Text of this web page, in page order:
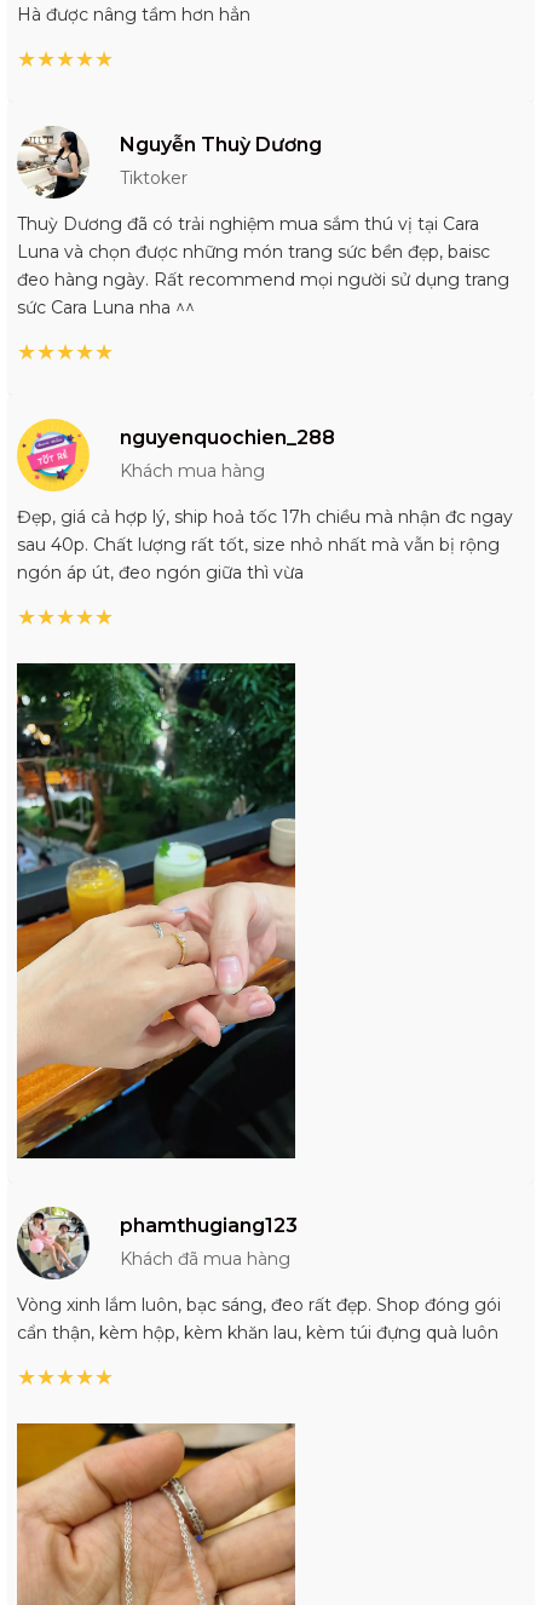
Hà được nâng tầm hơn hẳn
★★★★★
Nguyễn Thuỳ Dương
Tiktoker
Thuỳ Dương đã có trải nghiệm mua sắm thú vị tại Cara
Luna và chọn được những món trang sức bền đẹp, baisc
đeo hàng ngày. Rất recommend mọi người sử dụng trang
sức Cara Luna nha ^^
★★★★★
nguyenquochien_288
Khách mua hàng
Đẹp, giá cả hợp lý, ship hoả tốc 17h chiều mà nhận đc ngay
sau 40p. Chất lượng rất tốt, size nhỏ nhất mà vẫn bị rộng
ngón áp út, đeo ngón giữa thì vừa
★★★★★
phamthugiang123
Khách đã mua hàng
Vòng xinh lắm luôn, bạc sáng, đeo rất đẹp. Shop đóng gói
cẩn thận, kèm hộp, kèm khăn lau, kèm túi đựng quà luôn
★★★★★